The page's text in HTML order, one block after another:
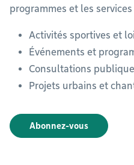
programmes et les
Activités sportives et
Événements et
Consultations
Projets urbains et
Abonnez-vous